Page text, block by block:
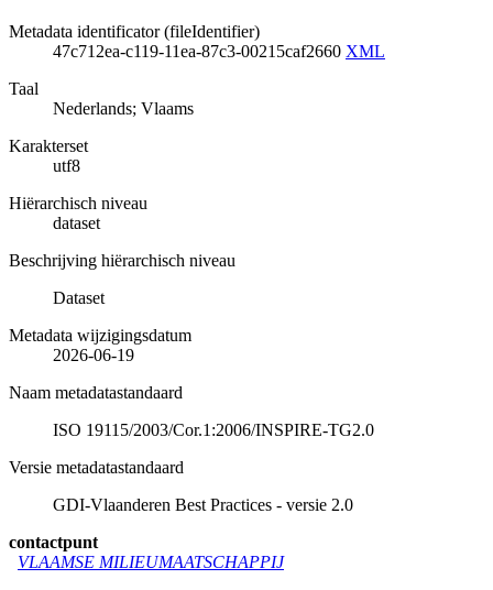
Metadata identificator (fileIdentifier)
47c712ea-c119-11ea-87c3-00215caf2660 XML
Taal
Nederlands; Vlaams
Karakterset
utf8
Hiërarchisch niveau
dataset
Beschrijving hiërarchisch niveau
Dataset
Metadata wijzigingsdatum
2026-06-19
Naam metadatastandaard
ISO 19115/2003/Cor.1:2006/INSPIRE-TG2.0
Versie metadatastandaard
GDI-Vlaanderen Best Practices - versie 2.0
contactpunt
VLAAMSE MILIEUMAATSCHAPPIJ